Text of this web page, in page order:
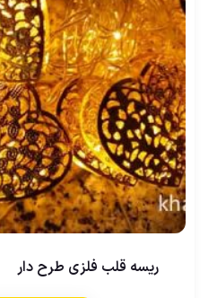
ریسه قلب فلزی طرح دار